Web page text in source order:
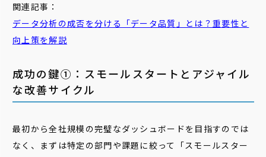
関連記事：
データ分析の成否を分ける「データ品質 」とは？重要性と
向上策を解説
成功の鍵①：スモールスタートとアジャイル
な改善サイクル
最初から全社規模の完璧なダッシュボードを目指すのでは
なく、まずは特定の部門や課題に絞って「スモールスター